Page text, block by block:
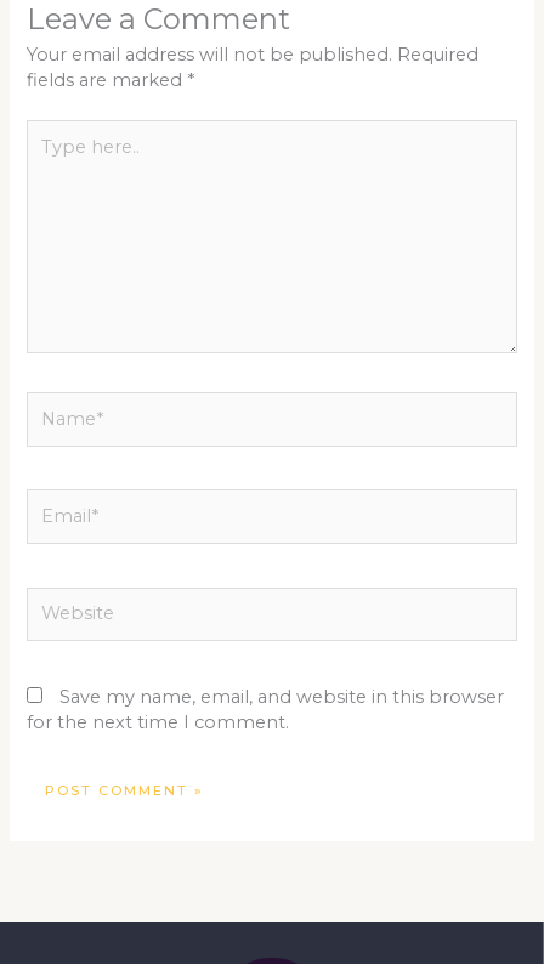
Leave a Comment
Your email address will not be published. Required
fields are marked *
here..
Save my name, email, and website in this browser
for the next time I comment.